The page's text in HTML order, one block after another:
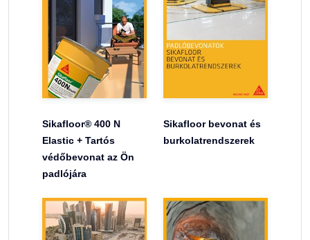
Sikafloor® 400 N
Elastic + Tartós
védőbevonat az Ön
padlójára
Sikafloor bevonat és
burkolatrendszerek